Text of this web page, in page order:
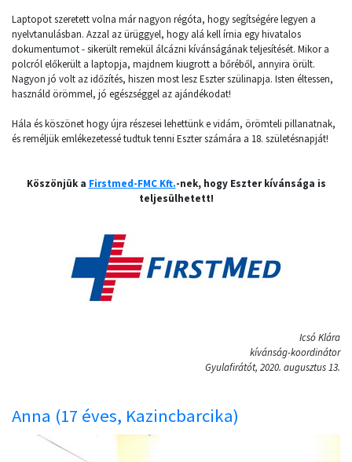
Laptopot szeretett volna már nagyon régóta, hogy segítségére legyen a
nyelvtanulásban. Azzal az ürüggyel, hogy alá kell írnia egy hivatalos
dokumentumot - sikerült remekül álcázni kívánságának teljesítését. Mikor a
polcról előkerült a laptopja, majdnem kiugrott a bőréből, annyira örült.
Nagyon jó volt az időzítés, hiszen most lesz Eszter szülinapja. Isten éltessen,
használd örömmel, jó egészséggel az ajándékodat!
Hála és köszönet hogy újra részesei lehettünk e vidám, örömteli pillanatnak,
és reméljük emlékezetessé tudtuk tenni Eszter számára a 18. születésnapját!
Köszönjük a Firstmed-FMC Kft.-nek, hogy Eszter kívánsága is
teljesülhetett!
Icsó Klára
kívánság-koordinátor
Gyulafirátót, 2020. augusztus 13.
Anna (17 éves, Kazincbarcika)